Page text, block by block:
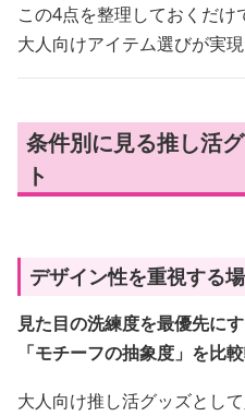
この4点を整理しておくだ
大人向けアイテム選びが実現
条件別に見る推し活
ト
デザイン性を重視する
見た目の洗練度を最優先に
「モチーフの抽象度」を比
大人向け推し活グッズとし